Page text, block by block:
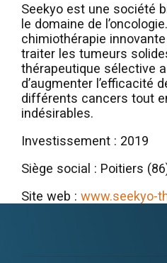
Seekyo est une société
le domaine de
chimiothérapie
traiter les tumeurs
thérapeutique sélective
d’augmenter l’efficacité
différents cancers tout
indésirables.
Investissement : 2019
Siège social : Poitiers
Site web : www.seekyo-